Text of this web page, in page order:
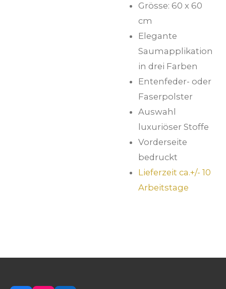
Grösse: 60 x 60
cm
Elegante
Saumapplikation
in drei Farben
Entenfeder- oder
Faserpolster
Auswahl
luxuriöser Stoffe
Vorderseite
bedruckt
Lieferzeit ca.+/- 10
Arbeitstage